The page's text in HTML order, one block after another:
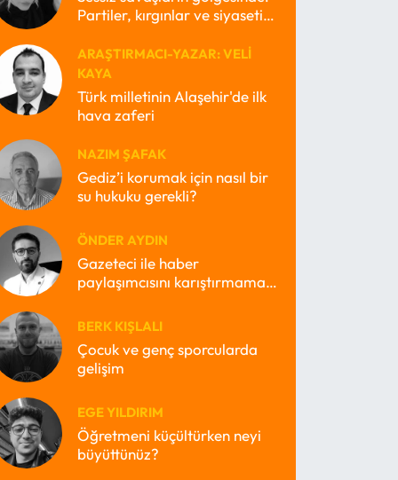
Partiler, kırgınlar ve siyasetin
ARAŞTIRMACI-YAZAR: VELI
KAYA
Türk milletinin Alaşehir'de ilk
hava zaferi
NAZIM ŞAFAK
Gediz’i korumak için nasıl bir
su hukuku gerekli?
ÖNDER AYDIN
Gazeteci ile haber
paylaşımcısını karıştırmamak
BERK KIŞLALI
Çocuk ve genç sporcularda
gelişim
EGE YILDIRIM
Öğretmeni küçültürken neyi
büyüttünüz?